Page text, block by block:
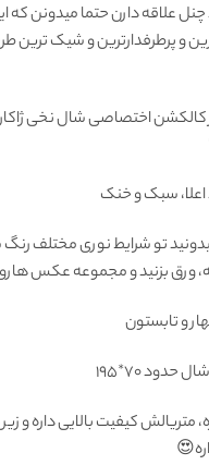
چنل علاقه دارن حتما میدونن که
و پرطرفدارترین و شیک ترین
کالکشن اختصاصی شال نخی
اعلا، سبک و خنک
ورق بزنید و مجموعه عکس هارو
و تابستون
حدود ۷۰*۱۹۵
متریالش کیفیت بالایی داره و